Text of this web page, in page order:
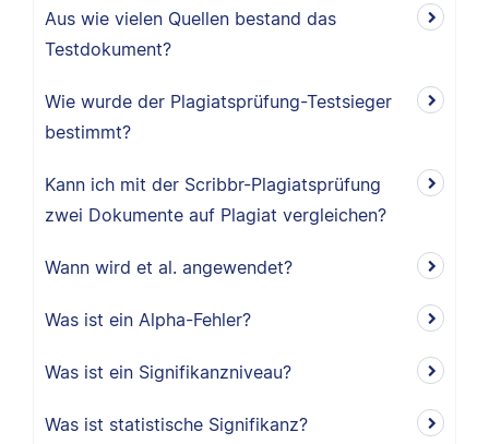
Aus wie vielen Quellen bestand das
Testdokument?
Wie wurde der Plagiatsprüfung-Testsieger
bestimmt?
Kann ich mit der Scribbr-Plagiatsprüfung
zwei Dokumente auf Plagiat vergleichen?
Wann wird et al. angewendet?
Was ist ein Alpha-Fehler?
Was ist ein Signifikanzniveau?
Was ist statistische Signifikanz?